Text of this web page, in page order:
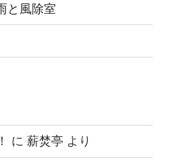
と風除室
に 薪焚亭 より